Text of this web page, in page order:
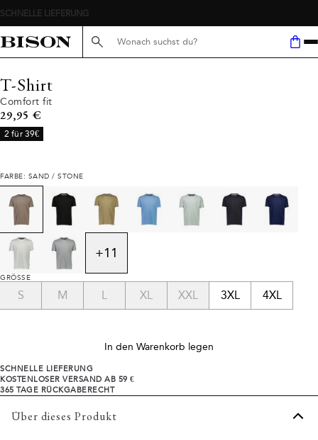
Suche hier...
T-Shirt
Comfort fit
Preis
29,95 €
2 für 39€
FARBE: SAND / STONE
+11
GRÖSSE
S M L XL XXL 3XL 4XL
In den Warenkorb legen
SCHNELLE LIEFERUNG
KOSTENLOSER VERSAND AB 59 €
365 TAGE RÜCKGABERECHT
Über dieses Produkt